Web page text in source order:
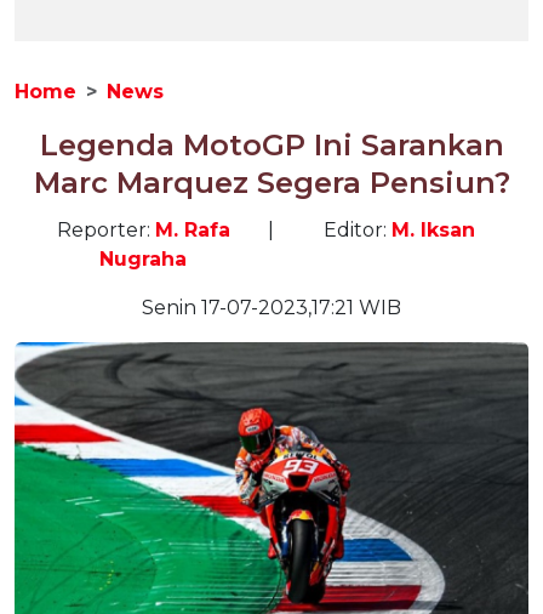
Home News
Legenda MotoGP Ini Sarankan
Marc Marquez Segera Pensiun?
Reporter: M. Rafa
Nugraha
Editor: M. Iksan
Senin 17-07-2023,17:21 WIB